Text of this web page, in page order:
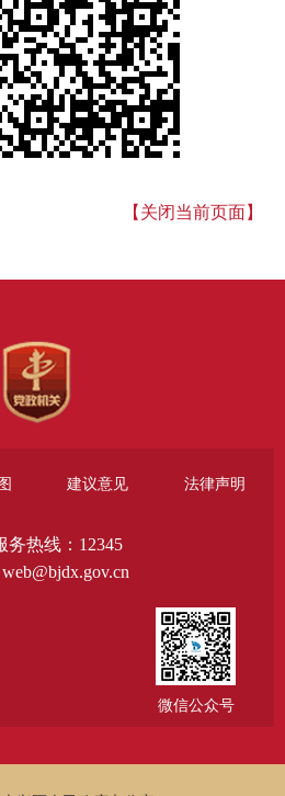
【关闭当前页面】
建议意见 法律声明
务热线：12345
微信公众号